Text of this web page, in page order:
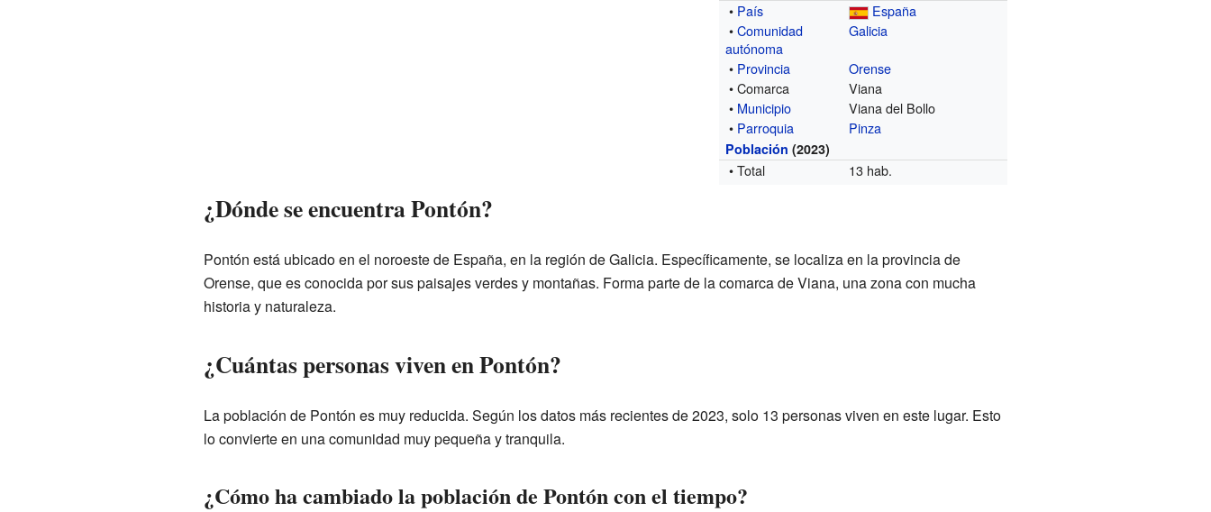
• País
España
•Comunidad
autónoma
Galicia
• Provincia
Orense
• Comarca
Viana
• Municipio
Viana del Bollo
• Parroquia Pinza
Población (2023)
• Total 13 hab.
¿Dónde se encuentra Pontón?
Pontón está ubicado en el noroeste de España, en la región de Galicia. Específicamente, se localiza en la provincia de
Orense, que es conocida por sus paisajes verdes y montañas. Forma parte de la comarca de Viana, una zona con mucha
historia y naturaleza.
¿Cuántas personas viven en Pontón?
La población de Pontón es muy reducida. Según los datos más recientes de 2023, solo 13 personas viven en este lugar. Esto
lo convierte en una comunidad muy pequeña y tranquila.
¿Cómo ha cambiado la población de Pontón con el tiempo?